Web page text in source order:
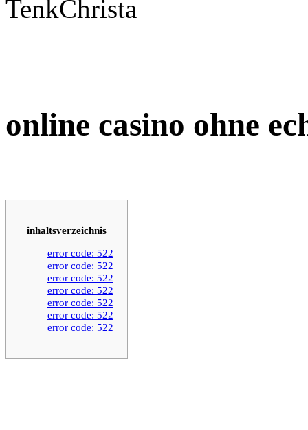
online casino ohne
inhaltsverzeichnis
error code: 522
error code: 522
error code: 522
error code: 522
error code: 522
error code: 522
error code: 522